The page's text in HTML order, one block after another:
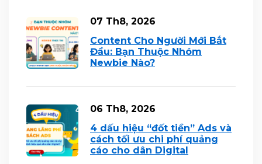
07 Th8, 2026
Content Cho Người Mới Bắt
Đầu: Bạn Thuộc Nhóm
Newbie Nào?
06 Th8, 2026
4 dấu hiệu “đốt tiền” Ads và
cách tối ưu chi phí quảng
cáo cho dân Digital